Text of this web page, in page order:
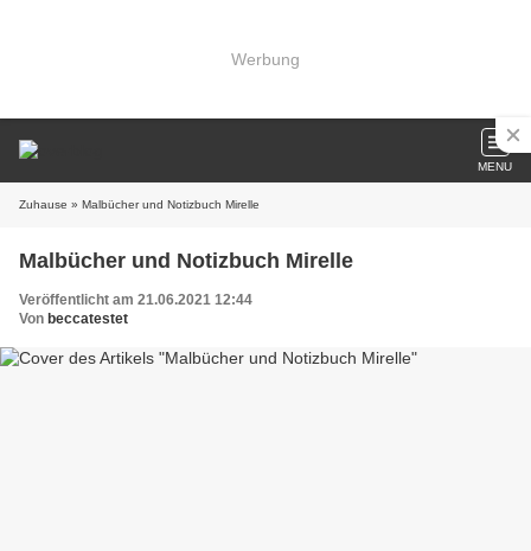
Werbung
MENU
Zuhause » Malbücher und Notizbuch Mirelle
Malbücher und Notizbuch Mirelle
Veröffentlicht am 21.06.2021 12:44
Von beccatestet